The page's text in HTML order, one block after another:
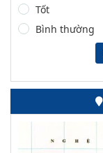
Tốt
Bình thường